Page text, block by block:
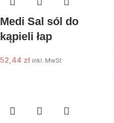
Medi Sal sól do
kąpieli łap
52,44 zł inkl. MwSt